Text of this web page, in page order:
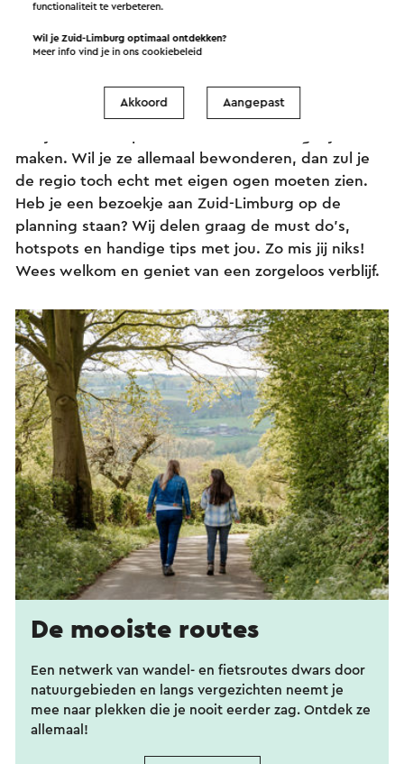
De leukste tips voor Zuid-
Limburg
maken. Wil je ze allemaal bewonderen, dan zul je
de regio toch echt met eigen ogen moeten zien.
Heb je een bezoekje aan Zuid-Limburg op de
planning staan? Wij delen graag de must do’s,
hotspots en handige tips met jou. Zo mis jij niks!
Wees welkom en geniet van een zorgeloos verblijf.
De mooiste routes
Een netwerk van wandel- en fietsroutes dwars door
natuurgebieden en langs vergezichten neemt je
mee naar plekken die je nooit eerder zag. Ontdek ze
allemaal!
functionaliteit te verbeteren.
Wil je Zuid-Limburg optimaal ontdekken?
Meer info vind je in onscookiebeleid
Akkoord Aangepast